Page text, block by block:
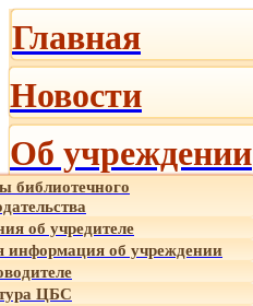
Главная
Новости
Об учреждении
библиотечного
об учредителе
об учреждении
ЦБС